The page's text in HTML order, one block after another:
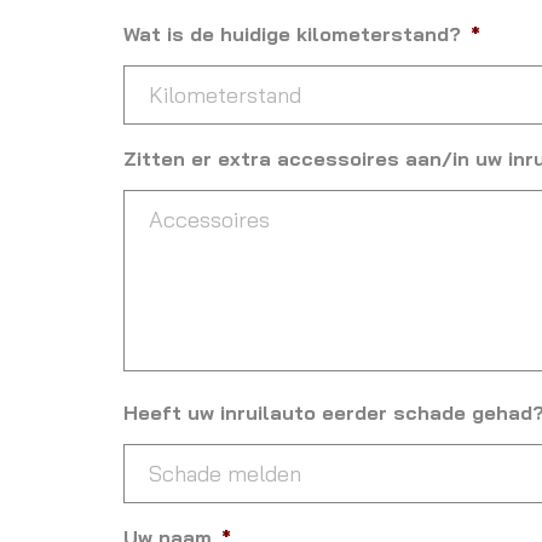
Wat is de huidige kilometerstand? *
Zitten er extra accessoires aan/in uw
Heeft uw inruilauto eerder schade gehad?
Uw naam *